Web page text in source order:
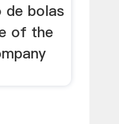
de bolas
of the